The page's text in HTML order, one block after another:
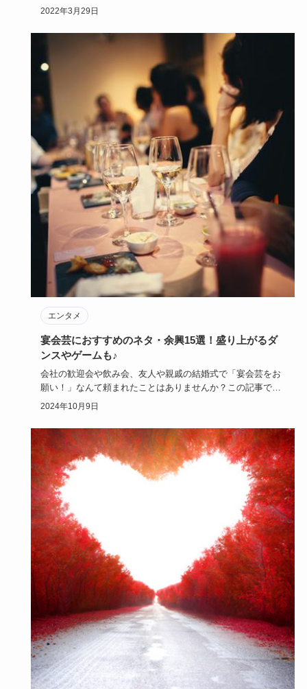
目が大きい＝可愛い目なのかといったら、必ずしもそうでも
2022年3月29日
エンタメ
宴会芸におすすめのネタ・余興15選！盛り上がるダ
ンスやゲームも♪
会社の歓迎会や飲み会、友人や親戚の結婚式で「宴会芸をお
願い！」なんて頼まれたことはありませんか？この記事で
は、何をすればい…
2024年10月9日